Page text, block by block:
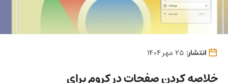
انتشار:
خلاصه‌ کردن صفحات در کروم برای